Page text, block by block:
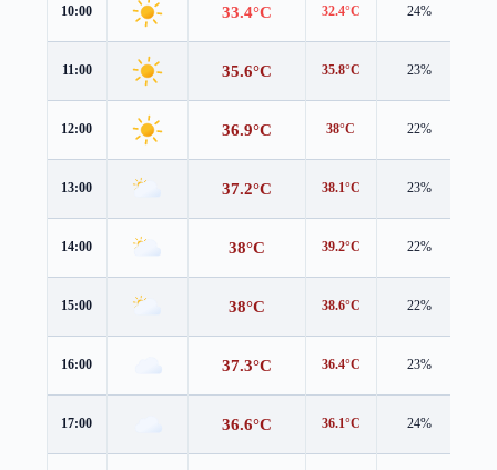
10:00 33.4°C 32.4°C 24%
11:00 35.6°C 35.8°C 23%
12:00 36.9°C 38°C 22%
13:00 37.2°C 38.1°C 23%
14:00 38°C 39.2°C 22%
15:00 38°C 38.6°C 22%
16:00 37.3°C 36.4°C 23%
17:00 36.6°C 36.1°C 24%